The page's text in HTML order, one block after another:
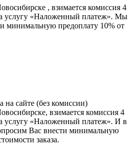
, взимается комиссия 4
услугу «Наложенный платеж». Мы
минимальную предоплату 10% от
на сайте (без комиссии)
взимается комиссия 4
услугу «Наложенный платеж». И в
Вас внести минимальную
заказа.